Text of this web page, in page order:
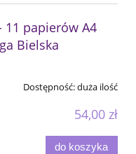
11 papierów A4
Bielska
Dostępność:duża ilość
54,00 zł
do koszyka